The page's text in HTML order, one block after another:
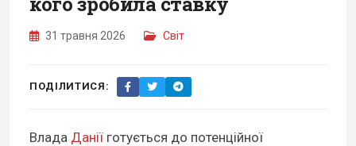
31 травня 2026 Світ
ПОДІЛИТИСЯ:
Влада Данії готується до потенційної